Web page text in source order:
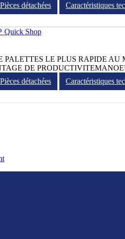
détachées Caractéristiques
Quick Shop
LE PLUS RAPIDE
DE
détachées Caractéristiques